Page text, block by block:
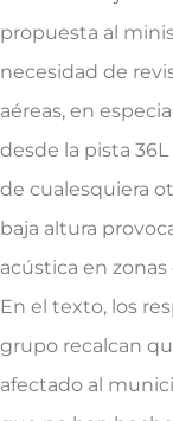
propuesta al
necesidad de
aéreas, en
desde la pista
de cualesquiera
baja altura
acústica en
En el texto, los
grupo recalcan
afectado al